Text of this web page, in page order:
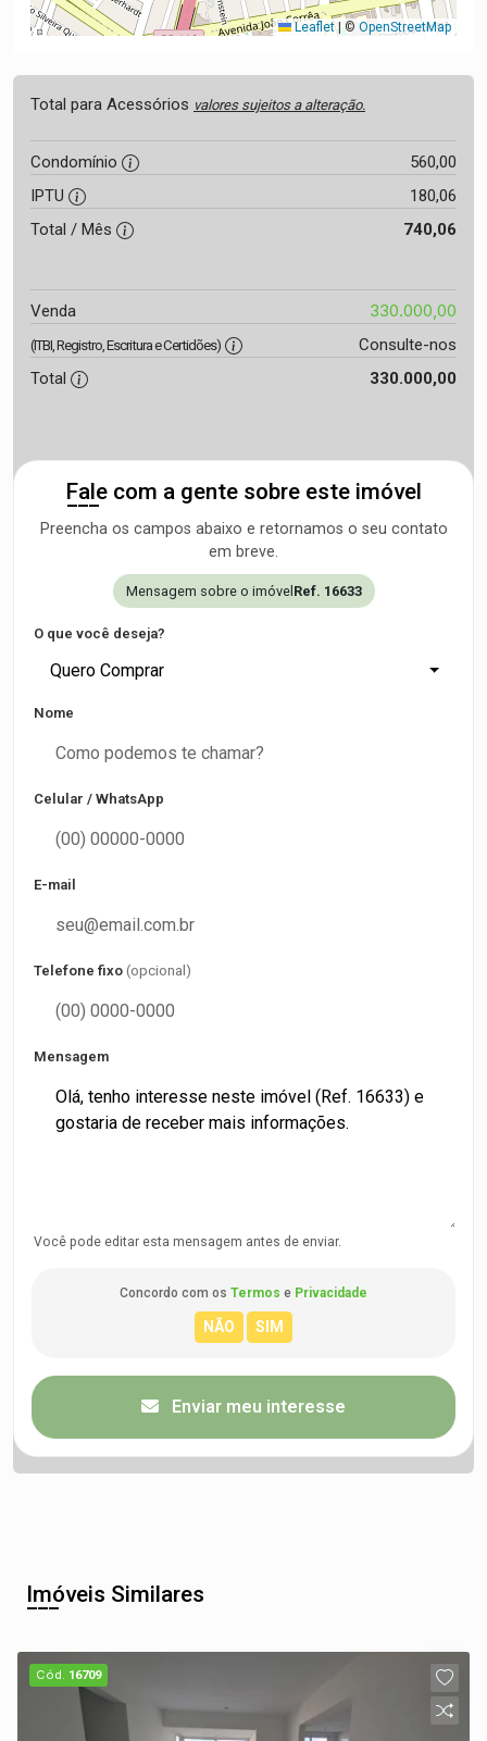
Leaflet |© OpenStreetMap
Total para Acessórios valores sujeitos a alteração.
Condomínio
560,00
IPTU
180,06
Total / Mês
740,06
Venda 330.000,00
(ITBI, Registro, Escritura e Certidões)
Consulte-nos
Total
330.000,00
Fale com a gente sobre este imóvel
Preencha os campos abaixo e retornamos o seu contato
em breve.
Mensagem sobre o imóvel Ref. 16633
O que você deseja?
Quero Comprar
Nome
Celular / WhatsApp
E-mail
Telefone fixo (opcional)
Mensagem
Você pode editar esta mensagem antes de enviar.
Concordo com os Termos e Privacidade
Enviar meu interesse
Imóveis Similares
Cód. 16709